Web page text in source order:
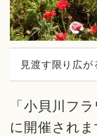
見渡す限り広
「小貝川フ
に開催されま